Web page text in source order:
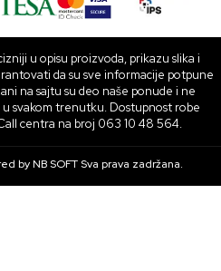
u opisu proizvoda, prikazu slika i
da su sve informacije potpune
na sajtu su deo naše ponude i ne
svakom trenutku. Dostupnost robe
centra na broj 063 10 48 564.
byNB SOFTSva prava zadržana.